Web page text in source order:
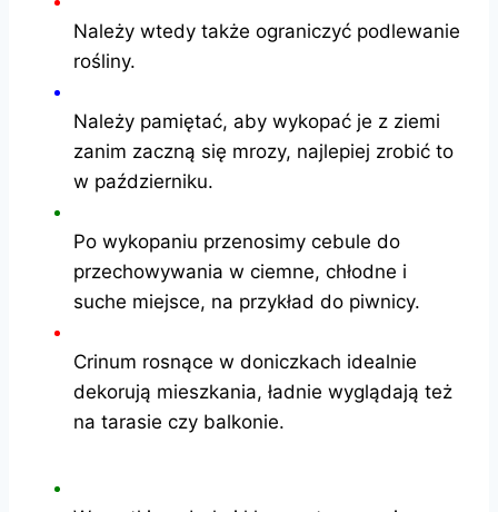
Należy wtedy także ograniczyć podlewanie
rośliny.
Należy pamiętać, aby wykopać je z ziemi
zanim zaczną się mrozy, najlepiej zrobić to
w październiku.
Po wykopaniu przenosimy cebule do
przechowywania w ciemne, chłodne i
suche miejsce, na przykład do piwnicy.
Crinum rosnące w doniczkach idealnie
dekorują mieszkania, ładnie wyglądają też
na tarasie czy balkonie.